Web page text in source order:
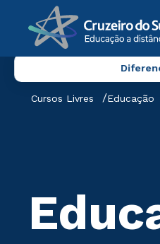
Cursos Livres Educação